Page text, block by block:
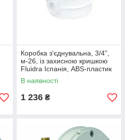
Коробка з'єднувальна, 3/4",
м-26, із захисною кришкою
Fluidra Іспанія, ABS-пластик
В наявності
1 236 ₴